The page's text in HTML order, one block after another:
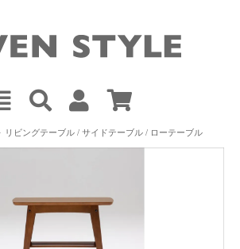
リビングテーブル / サイドテーブル / ローテーブル